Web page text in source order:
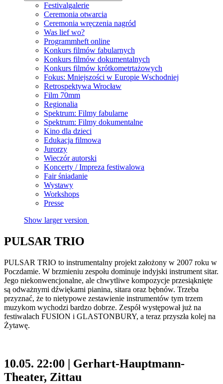
Festivalgalerie
Ceremonia otwarcia
Ceremonia wręczenia nagród
Was lief wo?
Programmheft online
Konkurs filmów fabularnych
Konkurs filmów dokumentalnych
Konkurs filmów krótkometrtażowych
Fokus: Mniejszości w Europie Wschodniej
Retrospektywa Wrocław
Film 70mm
Regionalia
Spektrum: Filmy fabularne
Spektrum: Filmy dokumentalne
Kino dla dzieci
Edukacja filmowa
Jurorzy
Wieczór autorski
Koncerty / Impreza festiwalowa
Fair śniadanie
Wystawy
Workshops
Presse
Show larger version
PULSAR TRIO
PULSAR TRIO to instrumentalny projekt założony w 2007 roku w
Poczdamie. W brzmieniu zespołu dominuje indyjski instrument sitar.
Jego niekonwencjonalne, ale chwytliwe kompozycje przesiąknięte
są odważnymi dźwiękami pianina, sitara oraz bębnów. Trzeba
przyznać, że to nietypowe zestawienie instrumentów tym trzem
muzykom wychodzi bardzo dobrze. Zespół występował już na
festiwalach FUSION i GLASTONBURY, a teraz przyszła kolej na
Żytawę.
10.05. 22:00 | Gerhart-Hauptmann-
Theater, Zittau